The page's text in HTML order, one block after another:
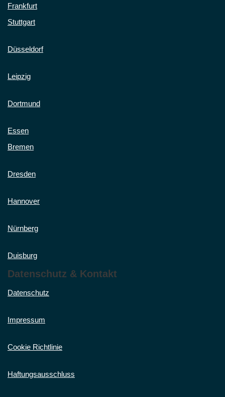
Frankfurt
Stuttgart
Düsseldorf
Leipzig
Dortmund
Essen
Bremen
Dresden
Hannover
Nürnberg
Duisburg
Datenschutz & Kontakt
Datenschutz
Impressum
Cookie Richtlinie
Haftungsausschluss